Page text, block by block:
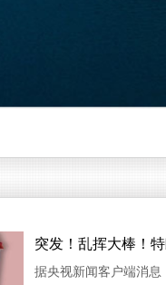
突发！乱挥大棒！
据央视新闻客户端消息